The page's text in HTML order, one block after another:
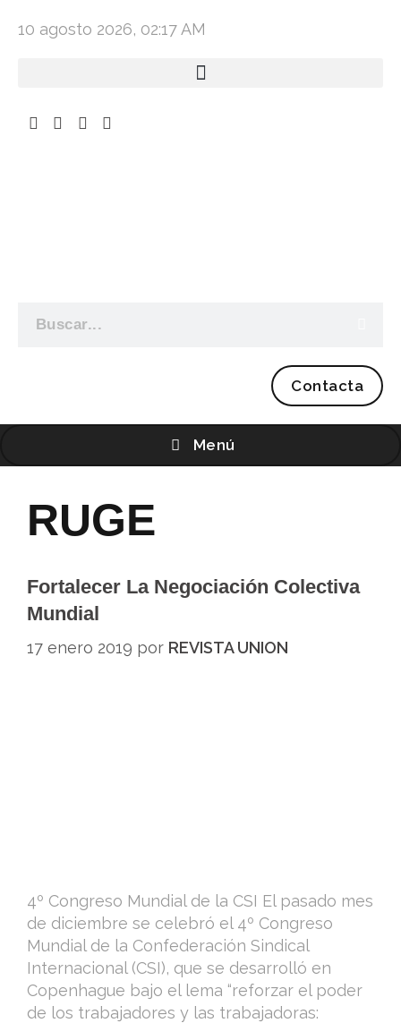
10 agosto 2026, 02:17 AM
Contacta
Menú
RUGE
Fortalecer La Negociación Colectiva
Mundial
17 enero 2019 por REVISTA UNION
4º Congreso Mundial de la CSI El pasado mes
de diciembre se celebró el 4º Congreso
Mundial de la Confederación Sindical
Internacional (CSI), que se desarrolló en
Copenhague bajo el lema “reforzar el poder
de los trabajadores y las trabajadoras: